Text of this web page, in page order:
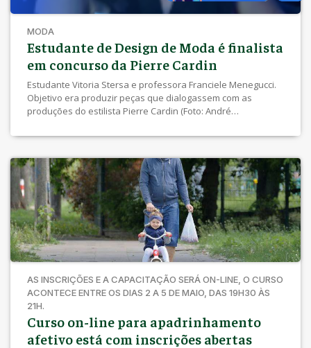
MODA
Estudante de Design de Moda é finalista
em concurso da Pierre Cardin
Estudante Vitoria Stersa e professora Franciele Menegucci.
Objetivo era produzir peças que dialogassem com as
produções do estilista Pierre Cardin (Foto: André
AS INSCRIÇÕES E A CAPACITAÇÃO SERÁ ON-LINE, O CURSO
ACONTECE ENTRE OS DIAS 2 A 5 DE MAIO, DAS 19H30 ÀS
21H.
Curso on-line para apadrinhamento
afetivo está com inscrições abertas